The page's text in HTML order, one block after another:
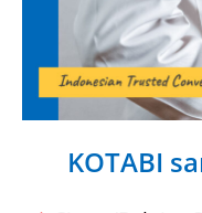
KOTABI